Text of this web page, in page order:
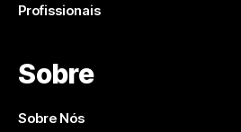
Profissionais
Sobre
Sobre Nós